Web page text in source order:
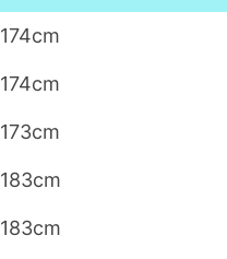
174cm
174cm
173cm
183cm
183cm